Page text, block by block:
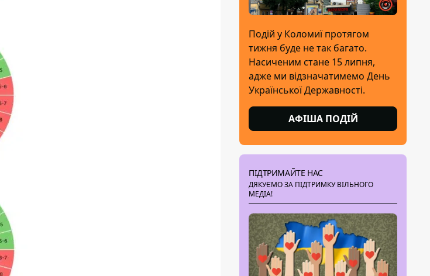
Подій у Коломиї протягом
тижня буде не так багато.
Насиченим стане 15 липня,
адже ми відзначатимемо День
Української Державності.
АФІША ПОДІЙ
ПІДТРИМАЙТЕ НАС
ДЯКУЄМО ЗА ПІДТРИМКУ ВІЛЬНОГО
МЕДІА!